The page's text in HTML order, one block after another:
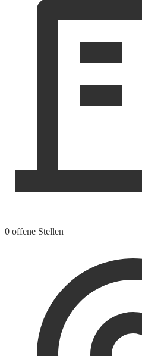
0 offene Stellen